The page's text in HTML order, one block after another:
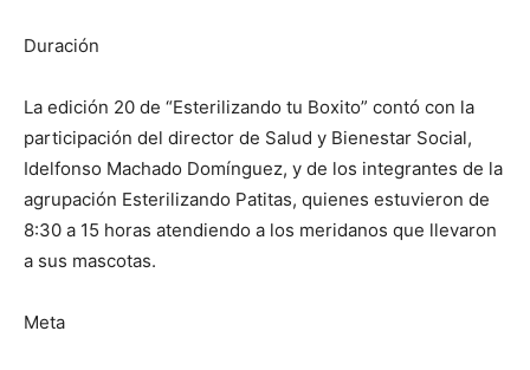
Duración
La edición 20 de “Esterilizando tu Boxito” contó con la
participación del director de Salud y Bienestar Social,
Idelfonso Machado Domínguez, y de los integrantes de la
agrupación Esterilizando Patitas, quienes estuvieron de
8:30 a 15 horas atendiendo a los meridanos que llevaron
a sus mascotas.
Meta